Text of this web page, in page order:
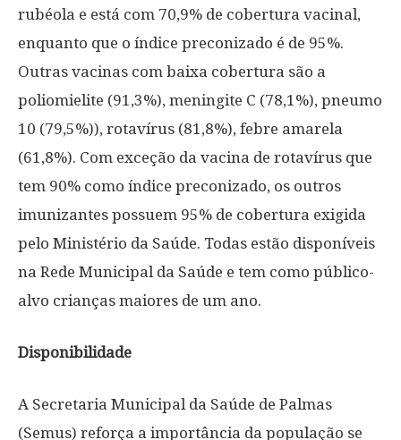
rubéola e está com 70,9% de cobertura vacinal,
enquanto que o índice preconizado é de 95%.
Outras vacinas com baixa cobertura são a
poliomielite (91,3%), meningite C (78,1%), pneumo
10 (79,5%)), rotavírus (81,8%), febre amarela
(61,8%). Com exceção da vacina de rotavírus que
tem 90% como índice preconizado, os outros
imunizantes possuem 95% de cobertura exigida
pelo Ministério da Saúde. Todas estão disponíveis
na Rede Municipal da Saúde e tem como público-
alvo crianças maiores de um ano.
Disponibilidade
A Secretaria Municipal da Saúde de Palmas
(Semus) reforça a importância da população se